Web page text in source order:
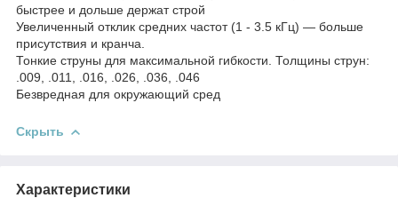
быстрее и дольше держат строй
Увеличенный отклик средних частот (1 - 3.5 кГц) — больше
присутствия и кранча.
Тонкие струны для максимальной гибкости. Толщины струн:
.009, .011, .016, .026, .036, .046
Безвредная для окружающий сред
Скрыть
Характеристики